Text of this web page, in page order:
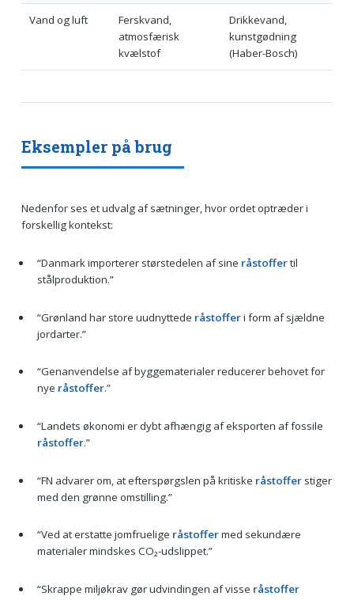
Vand og luft
Ferskvand,
atmosfærisk
kvælstof
Drikkevand,
kunstgødning
(Haber-Bosch)
Eksempler på brug
Nedenfor ses et udvalg af sætninger, hvor ordet optræder i
forskellig kontekst:
“Danmark importerer størstedelen af sine råstoffertil
stålproduktion.”
“Grønland har store uudnyttede råstofferi form af sjældne
jordarter.”
“Genanvendelse af byggematerialer reducerer behovet for
nye råstoffer.”
“Landets økonomi er dybt afhængig af eksporten af fossile
råstoffer.”
“FN advarer om, at efterspørgslen på kritiske råstofferstiger
med den grønne omstilling.”
“Ved at erstatte jomfruelige råstoffermed sekundære
materialer mindskes CO₂-udslippet.”
“Skrappe miljøkrav gør udvindingen af visse råstoffer